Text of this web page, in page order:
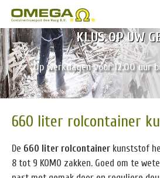
KLUS OP UW
“Op werkdagen vóór 12:00 uur
660 liter rolcontainer
De 660 liter rolcontainer kunststof
8 tot 9 KOMO zakken. Goed om te